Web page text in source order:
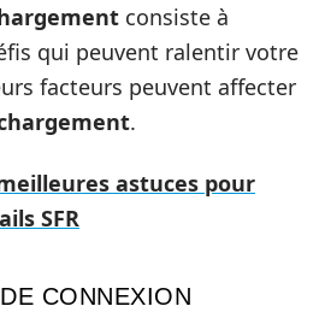
consiste à
qui peuvent ralentir votre
facteurs peuvent affecter
.
astuces pour
SFR
CONNEXION